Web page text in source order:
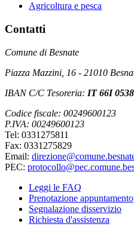
Agricoltura e pesca
Contatti
Comune di Besnate
Piazza Mazzini, 16 - 21010
IBAN C/C Tesoreria: IT 66I
Codice fiscale: 00249600123
P.IVA: 00249600123
Tel: 0331275811
Fax: 0331275829
Email:
PEC:
Leggi le FAQ
Prenotazione appuntamento
Segnalazione disservizio
Richiesta d'assistenza